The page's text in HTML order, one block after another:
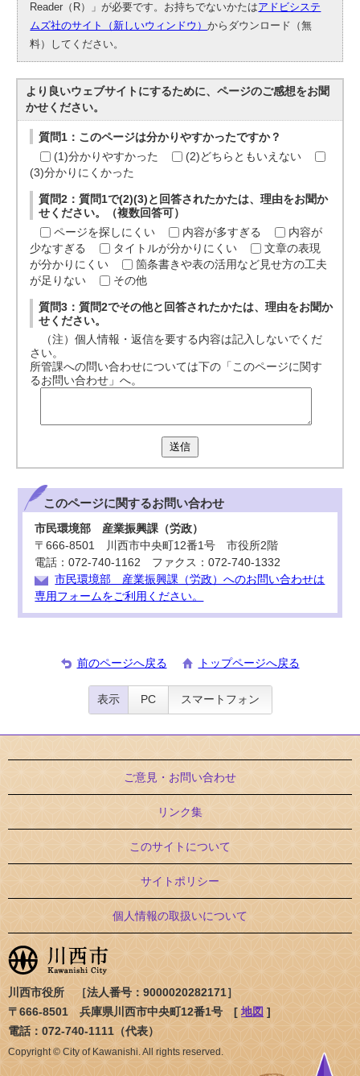
Reader（R）」が必要です。お持ちでないかたはアドビシステ
ムズ社のサイト（新しいウィンドウ）からダウンロード（無
料）してください。
より良いウェブサイトにするために、ページのご感想をお聞
かせください。
質問1：このページは分かりやすかったですか？
(1)分かりやすかった
(2)どちらともいえない
(3)分かりにくかった
質問2：質問1で(2)(3)と回答されたかたは、理由をお聞か
せください。（複数回答可）
ページを探しにくい
内容が多すぎる
内容が
少なすぎる
タイトルが分かりにくい
文章の表現
が分かりにくい
箇条書きや表の活用など見せ方の工夫
が足りない
その他
質問3：質問2でその他と回答されたかたは、理由をお聞か
せください。
（注）個人情報・返信を要する内容は記入しないでくだ
さい。
所管課への問い合わせについては下の「このページに関す
るお問い合わせ」へ。
送信
このページに関するお問い合わせ
市民環境部 産業振興課（労政）
〒666-8501 川西市中央町12番1号 市役所2階
電話：072-740-1162 ファクス：072-740-1332
市民環境部 産業振興課（労政）へのお問い合わせは
専用フォームをご利用ください。
前のページへ戻る トップページへ戻る
表示 PC スマートフォン
ご意見・お問い合わせ
リンク集
このサイトについて
サイトポリシー
個人情報の取扱いについて
川西市役所 ［法人番号：9000020282171］
〒666-8501 兵庫県川西市中央町12番1号 [ 地図 ]
電話：072-740-1111（代表）
Copyright © City of Kawanishi. All rights reserved.